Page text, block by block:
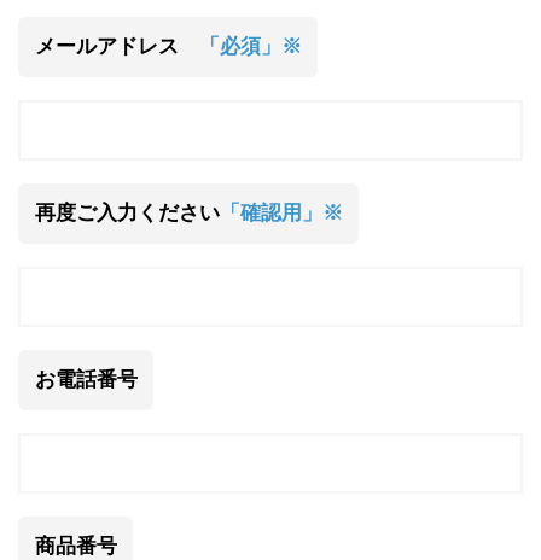
メールアドレス 「必須」※
再度ご入力ください「確認用」※
お電話番号
商品番号